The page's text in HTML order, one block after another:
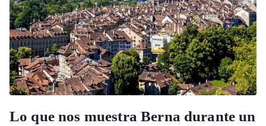
Lo que nos muestra Berna durante un